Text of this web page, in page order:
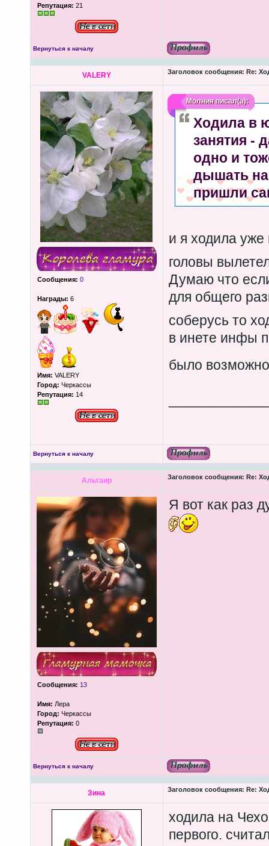
Репутация: 21
Вернуться к началу
VALERY Заголовок сообщения: Re:
Сообщения: 0
Награды: 6
Имя: VALERY
Город: Черкассы
Репутация: 14
Молнияписал(а):
Ходила в
занятия -
одно и
дышать
пришли
и я ходила уже
головы
Думаю что
для общего
соберусь то
в инете инфы
было
Вернуться к началу
Альтаир Заголовок сообщения: Re:
Сообщения: 13
Имя: Лера
Город: Черкассы
Репутация: 0
Я вот как раз
Вернуться к началу
Зина Заголовок сообщения: Re:
ходила на
первого.